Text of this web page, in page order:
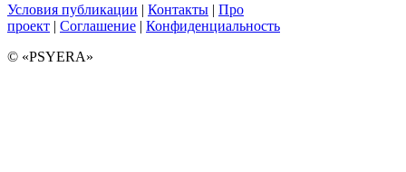
Условия публикации | Контакты | Про
проект | Соглашение | Конфиденциальность
© «PSYERA»